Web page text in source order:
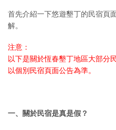
首先介紹一下悠遊墾丁的民宿頁
解。
注意：
以下是關於恆春墾丁地區大部分
以個別民宿頁面公告為準。
一、關於民宿是真是假？